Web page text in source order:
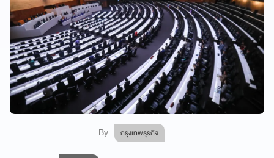
By กรุงเทพธุรกิจ